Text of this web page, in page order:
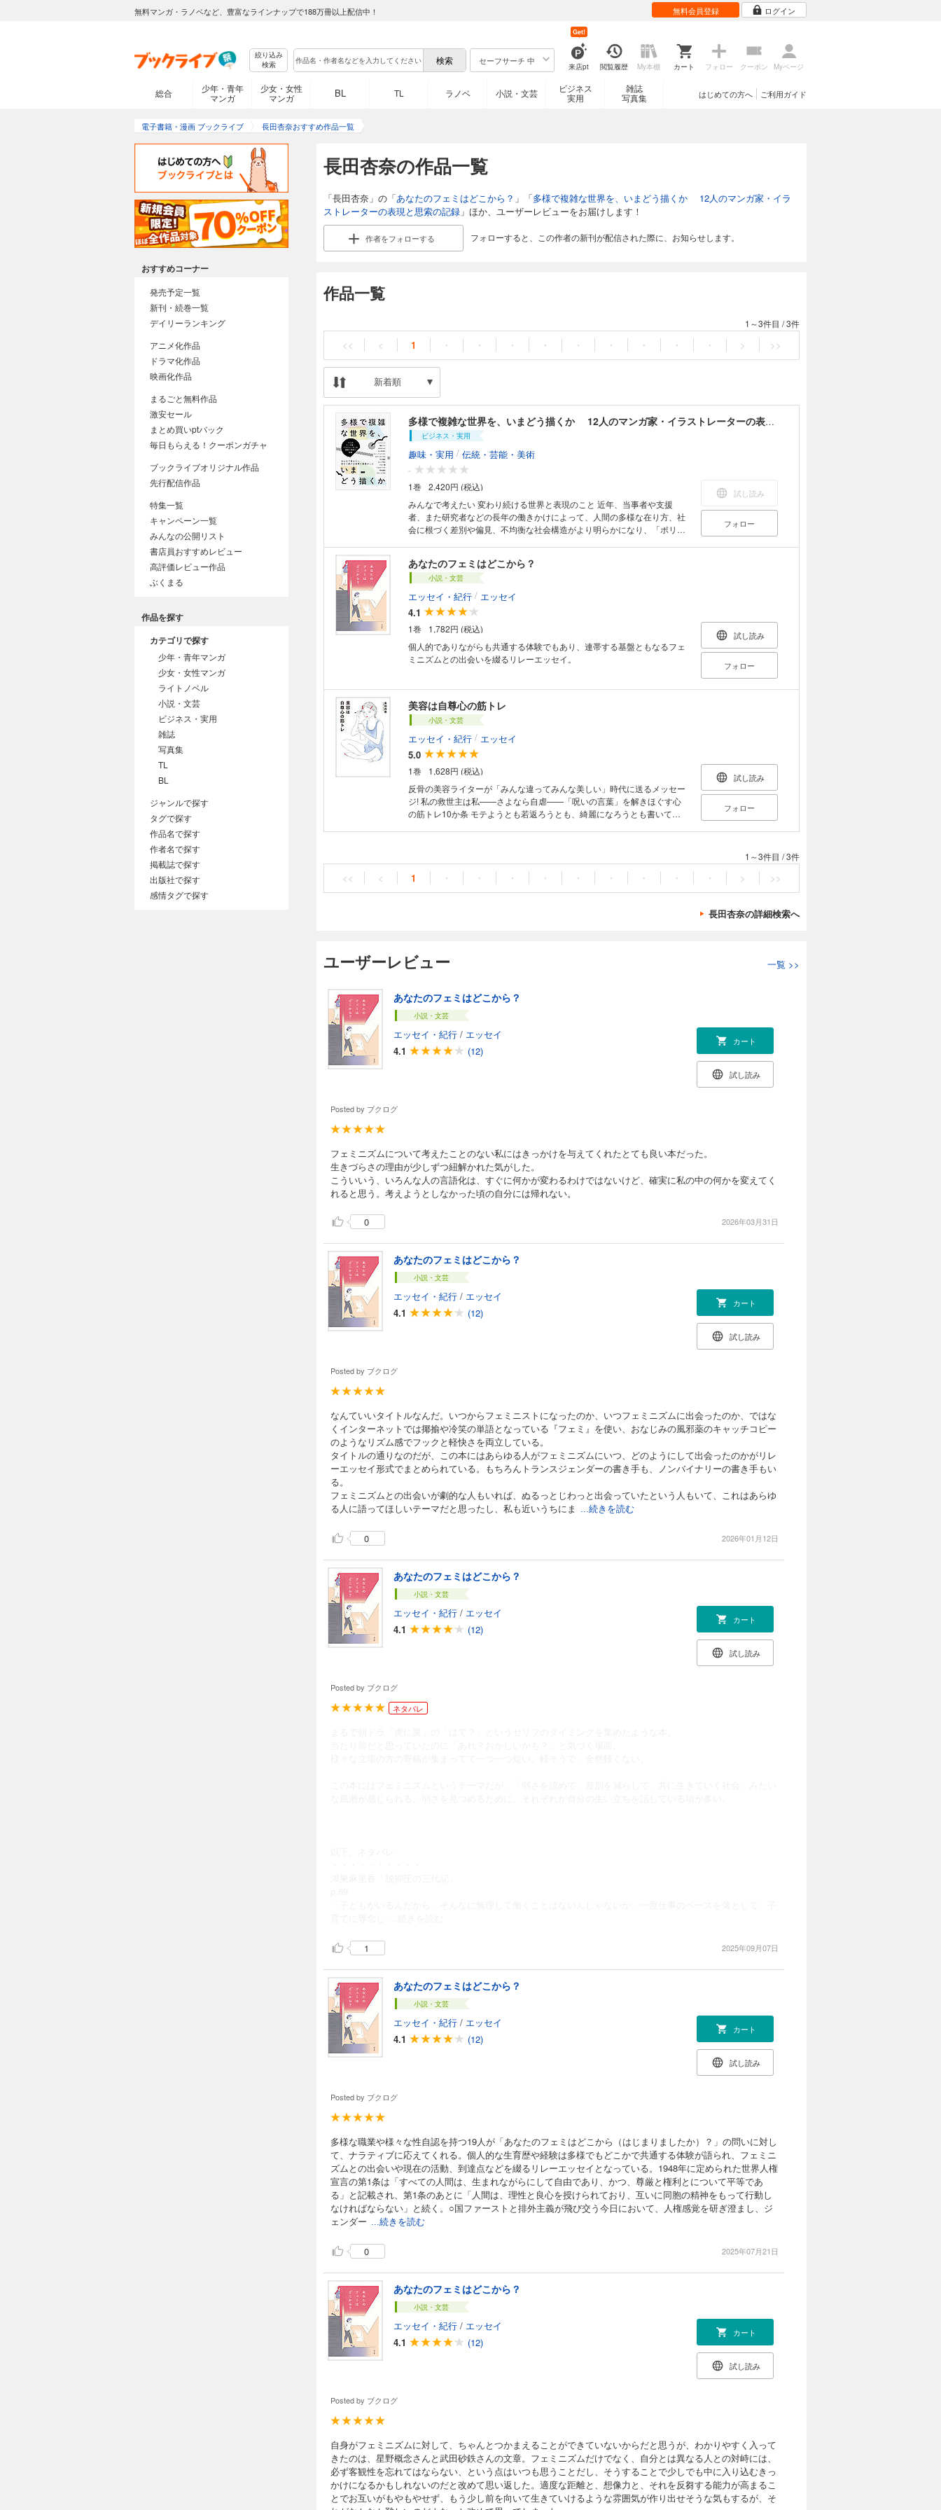
無料マンガ・ラノベなど、豊富なラインナップで188万冊以上配信中！ 無料会員登録 ログイン
絞り込み
検索
セーフサーチ 中
来店pt
Get!
閲覧履歴 My本棚 カート フォロー クーポン Myページ
総合
少年・青年
マンガ
少女・女性
マンガ
BL TL ラノベ 小説・文芸
ビジネス
実用
雑誌
写真集
ご利用ガイド
はじめての方へ
電子書籍・漫画 ブックライブ 長田杏奈おすすめ作品一覧
長田杏奈の作品一覧
「長田杏奈」の「あなたのフェミはどこから？ 」「多様で複雑な世界を、いまどう描くか 12人のマンガ家・イラ
ストレーターの表現と思索の記録 」ほか、ユーザーレビューをお届けします！
作者をフォローする フォローすると、この作者の新刊が配信された際に、お知らせします。
作品一覧
1～3件目 /3件
<< < 1 ・ ・ ・ ・ ・ ・ ・ ・ ・ > >>
新着順
多様で複雑な世界を、いまどう描くか 12人のマンガ家・イラストレーターの表現と思索の記録
ビジネス・実用
趣味・実用 / 伝統・芸能・美術
-
1巻
2,420円 (税込)
みんなで考えたい 変わり続ける世界と表現のこと 近年、当事者や支援
者、また研究者などの長年の働きかけによって、人間の多様な在り方、社
会に根づく差別や偏見、不均衡な社会構造がより明らかになり、「ポリテ
な社会を目指す重要な取り組みであると同時に、自分自身をも顧みなけれ
ばならない側面があります。自分の表現が、あるいは自分が受け取ってき
た表現が、誰かを、もしかすると自分すらも傷つけてきたのではない
か？ そうした問いに向き合うことは、時に痛みや葛藤、戸惑いを伴う複
雑な体験です。 そんな現在の状況を背景に、本書では「人」と「世界」、
そして「表現」に向き合い、制作を続ける12人のマンガ家・イラストレー
ターの方々に、制作のモチベーションや葛藤、日々考えていること、過去
と現在における変化などを訊ねたインタビューと共に、皆さんがこれまで
に制作された作品の一部をご紹介します。 さらに、「人物表象」、「障害
イノリティの現実」、「LGBTQ＋とロールモデル」、「ルッキズム」とい
う6つのテーマをピックアップし、各分野の識者の方々に「考えを深める
ヒント」となる書籍やZINE、映画をご紹介いただく特別寄稿「人と世界、
で、「表現」について改めて考えてみたり、新たな対話のきっかけになっ
たりする、そんな1冊です。 作品紹介＋インタビュー：スケラッコ／増村
十七／北村みなみ／谷口菜津子／サイトウユウスケ／ながしまひろみ／木
巻末特集「人と世界、表現をもっと知るためのヒント」：山本美希／荒井
裕樹／野中モモ／下地 ローレンス吉孝／潟見陽／長田杏奈
試し読み
フォロー
あなたのフェミはどこから？
小説・文芸
エッセイ・紀行 / エッセイ
4.1
1巻
1,782円 (税込)
個人的でありながらも共通する体験でもあり、連帯する基盤ともなるフェ
ミニズムとの出会いを綴るリレーエッセイ。
試し読み
フォロー
美容は自尊心の筋トレ
小説・文芸
エッセイ・紀行 / エッセイ
5.0
1巻
1,628円 (税込)
反骨の美容ライターが「みんな違ってみんな美しい」時代に送るメッセー
ジ! 私の救世主は私——さよなら自虐——「呪いの言葉」を解きほぐす心
の筋トレ10か条 モテようとも若返ろうとも、綺麗になろうとも書いてい
い 自信がないなら、愛着を持てばいいじゃない 美容は、自分をやさしく
扱う練習 メイクは看板、スキンケアはインテリア ほか 第二章 天はあの子
リーからの卒業 ママ=時短って決めつけるな それでも忙しいあなたに送る
ミニマム美容 ほか 第四章 時をかける私 平均年齢45・9歳の国で年齢を恥
おわりに 【著者】 長田杏奈 1977年神奈川県生まれ。ライター。女性誌や
webで美容を中心にインタビューや海外セレブの記事を手がける。「儚さ
と祝福」をコンセプトに、生花を使った花冠やアクセサリーを製作する
「花鳥風月lab」としての活動も行う。
試し読み
フォロー
1～3件目 /3件
<< < 1 ・ ・ ・ ・ ・ ・ ・ ・ ・ > >>
長田杏奈の詳細検索へ
ユーザーレビュー 一覧 >>
あなたのフェミはどこから？
小説・文芸
エッセイ・紀行 / エッセイ
4.1
(12)
カート
試し読み
Posted by ブクログ
フェミニズムについて考えたことのない私にはきっかけを与えてくれたとても良い本だった。
生きづらさの理由が少しずつ紐解かれた気がした。
こういいう、いろんな人の言語化は、すぐに何かが変わるわけではないけど、確実に私の中の何かを変えてく
れると思う。考えようとしなかった頃の自分には帰れない。
0 2026年03月31日
あなたのフェミはどこから？
小説・文芸
エッセイ・紀行 / エッセイ
4.1
(12)
カート
試し読み
Posted by ブクログ
なんていいタイトルなんだ。いつからフェミニストになったのか、いつフェミニズムに出会ったのか、ではな
くインターネットでは揶揄や冷笑の単語となっている『フェミ』を使い、おなじみの風邪薬のキャッチコピー
のようなリズム感でフックと軽快さを両立している。
タイトルの通りなのだが、この本にはあらゆる人がフェミニズムにいつ、どのようにして出会ったのかがリレ
ーエッセイ形式でまとめられている。もちろんトランスジェンダーの書き手も、ノンバイナリーの書き手もい
る。
フェミニズムとの出会いが劇的な人もいれば、ぬるっとじわっと出会っていたという人もいて、これはあらゆ
る人に語ってほしいテーマだと思ったし、私も近いうちにま
...続きを読む
0 2026年01月12日
あなたのフェミはどこから？
小説・文芸
エッセイ・紀行 / エッセイ
4.1
(12)
カート
試し読み
Posted by ブクログ
ネタバレ
1 2025年09月07日
あなたのフェミはどこから？
小説・文芸
エッセイ・紀行 / エッセイ
4.1
(12)
カート
試し読み
Posted by ブクログ
多様な職業や様々な性自認を持つ19人が「あなたのフェミはどこから（はじまりましたか）？」の問いに対し
て、ナラティブに応えてくれる。個人的な生育歴や経験は多様でもどこかで共通する体験が語られ、フェミニ
ズムとの出会いや現在の活動、到達点などを綴るリレーエッセイとなっている。1948年に定められた世界人権
宣言の第1条は「すべての人間は、生まれながらにして自由であり、かつ、尊厳と権利とについて平等であ
る」と記載され、第1条のあとに「人間は、理性と良心を授けられており、互いに同胞の精神をもって行動し
なければならない」と続く。○国ファーストと排外主義が飛び交う今日において、人権感覚を研ぎ澄まし、ジ
ェンダー ...続きを読む
0 2025年07月21日
あなたのフェミはどこから？
小説・文芸
エッセイ・紀行 / エッセイ
4.1
(12)
カート
試し読み
Posted by ブクログ
自身がフェミニズムに対して、ちゃんとつかまえることができていないからだと思うが、わかりやすく入って
きたのは、星野概念さんと武田砂鉄さんの文章。フェミニズムだけでなく、自分とは異なる人との対峙には、
必ず客観性を忘れてはならない、という点はいつも思うことだし、そうすることで少しでも中に入り込むきっ
かけになるかもしれないのだと改めて思い返した。適度な距離と、想像力と、それを反芻する能力が高まるこ
とでお互いがもやもやせず、もう少し前を向いて生きていけるような雰囲気が作り出せそうな気もするが、そ
おすすめコーナー
発売予定一覧
新刊・続巻一覧
デイリーランキング
アニメ化作品
ドラマ化作品
映画化作品
まるごと無料作品
激安セール
まとめ買いptバック
毎日もらえる！クーポンガチャ
ブックライブオリジナル作品
先行配信作品
特集一覧
キャンペーン一覧
みんなの公開リスト
書店員おすすめレビュー
高評価レビュー作品
ぶくまる
作品を探す
カテゴリで探す
少年・青年マンガ
少女・女性マンガ
ライトノベル
小説・文芸
ビジネス・実用
雑誌
写真集
TL
BL
ジャンルで探す
タグで探す
作品名で探す
作者名で探す
掲載誌で探す
出版社で探す
感情タグで探す